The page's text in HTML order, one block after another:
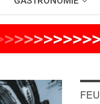
>>> >>>>